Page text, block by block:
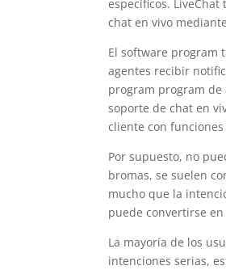
específicos.
chat en vivo
El software program
agentes recibir
program program de
soporte de chat en
cliente con
Por supuesto, no
bromas, se suelen
mucho que la
puede convertirse
La mayoría de los
intenciones serias,